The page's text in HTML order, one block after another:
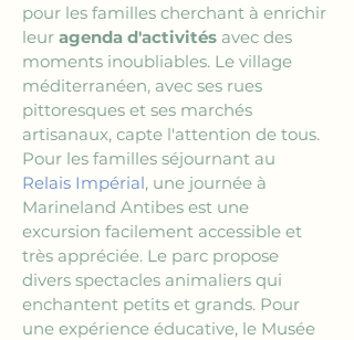
pour les familles cherchant à enrichir
leur agenda d'activités avec des
moments inoubliables. Le village
méditerranéen, avec ses rues
pittoresques et ses marchés
artisanaux, capte l'attention de tous.
Pour les familles séjournant au
Relais Impérial, une journée à
Marineland Antibes est une
excursion facilement accessible et
très appréciée. Le parc propose
divers spectacles animaliers qui
enchantent petits et grands. Pour
une expérience éducative, le Musée